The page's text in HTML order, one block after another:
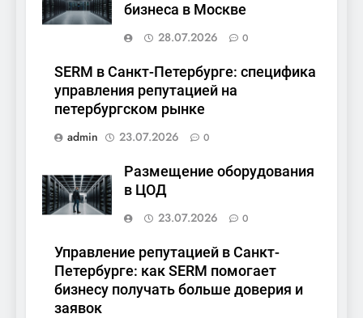
бизнеса в Москве
28.07.2026
0
SERM в Санкт-Петербурге: специфика
управления репутацией на
петербургском рынке
admin
23.07.2026 0
Размещение оборудования
в ЦОД
23.07.2026
0
Управление репутацией в Санкт-
Петербурге: как SERM помогает
бизнесу получать больше доверия и
заявок